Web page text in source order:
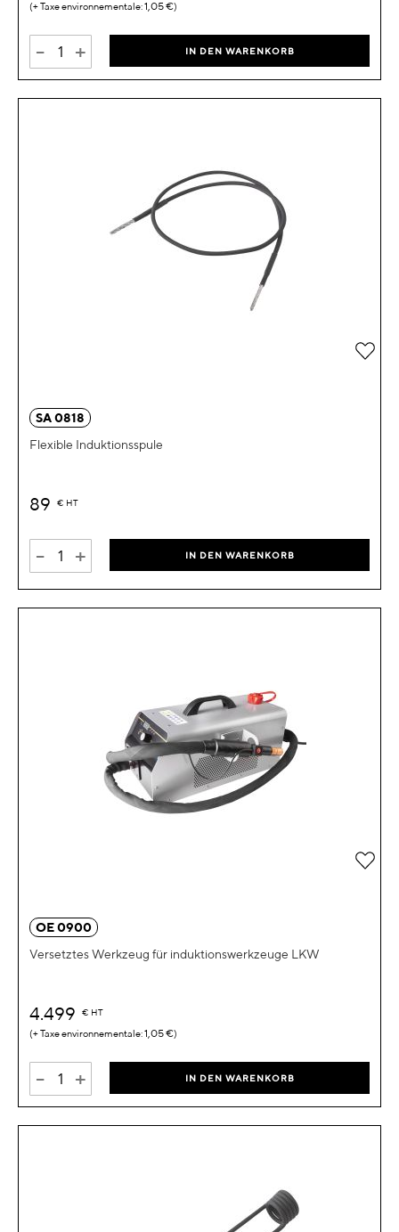
1,05 €
- + IN DEN WARENKORB
SA 0818
Flexible Induktionsspule
89 € HT
- + IN DEN WARENKORB
Zur
OE 0900
Versetztes Werkzeug für induktionswerkzeuge LKW
4.499 € HT
1,05 €
- + IN DEN WARENKORB
Zur